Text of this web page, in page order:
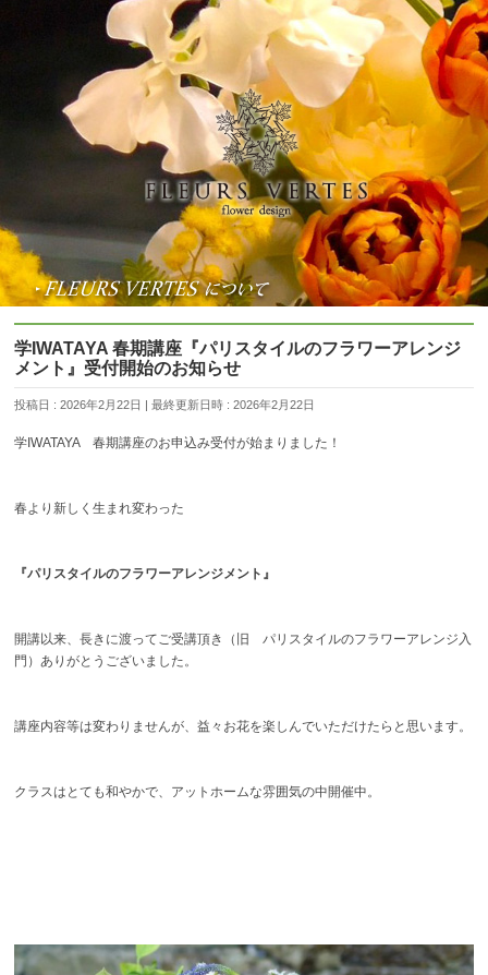
学IWATAYA 春期講座『パリスタイルのフラワーアレンジ
メント』受付開始のお知らせ
投稿日 : 2026年2月22日 最終更新日時 : 2026年2月22日
学IWATAYA 春期講座のお申込み受付が始まりました！
春より新しく生まれ変わった
『パリスタイルのフラワーアレンジメント』
開講以来、長きに渡ってご受講頂き（旧 パリスタイルのフラワーアレンジ入
門）ありがとうございました。
講座内容等は変わりませんが、益々お花を楽しんでいただけたらと思います。
クラスはとても和やかで、アットホームな雰囲気の中開催中。